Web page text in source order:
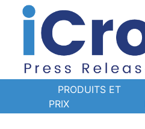
PRODUITS ET
PRIX